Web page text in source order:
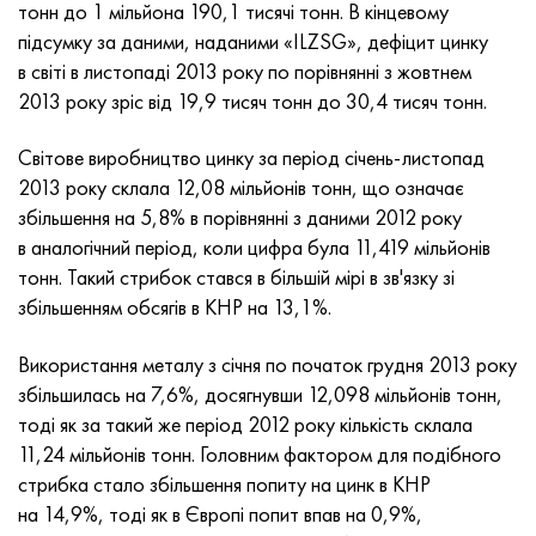
тонн до 1 мільйона 190,1 тисячі тонн. В кінцевому
підсумку за даними, наданими «ILZSG», дефіцит цинку
в світі в листопаді 2013 року по порівнянні з жовтнем
2013 року зріс від 19,9 тисяч тонн до 30,4 тисяч тонн.
Світове виробництво цинку за період січень-листопад
2013 року склала 12,08 мільйонів тонн, що означає
збільшення на 5,8% в порівнянні з даними 2012 року
в аналогічний період, коли цифра була 11,419 мільйонів
тонн. Такий стрибок стався в більшій мірі в зв'язку зі
збільшенням обсягів в КНР на 13,1%.
Використання металу з січня по початок грудня 2013 року
збільшилась на 7,6%, досягнувши 12,098 мільйонів тонн,
тоді як за такий же період 2012 року кількість склала
11,24 мільйонів тонн. Головним фактором для подібного
стрибка стало збільшення попиту на цинк в КНР
на 14,9%, тоді як в Європі попит впав на 0,9%,
Incotherm
Incotest
Кобальт 6B
maraging 250
Рене 41
Maraging 300
Maraging 350
MP35N
Стрічка, коло, дріт 47НД
Стрічка, коло, дріт 47НХР
Стрічка, коло, дріт 49К2Ф, 49К2ФА-ВІ
труба 50Н
Стрічка, коло, дріт 50НП
Стрічка, коло, дріт 50НХС
Стрічка, коло, дріт 52Н
52К12Ф
Лист, круг, дріт ХН62ВМЮТ
Лист, круг, дріт ХН62МВКЮ
труба ХН65ВМ
ХН65ВМТЮ
Лист, круг, дріт ХН67МВТЮ
Лист, круг, дріт ХН68ВКТЮ
Труба, круг, сплав ХН68ВМТЮК-вд
ХН70ВМТЮ
ВТ-35
ПТ-1М сплав, труба
ПТ-7М
2B
СПТ-2 св
АТ3
3М
ТЛ3
1.4466 - aisi 310MoLn
сплав Al6xn
PH 13-8 Mo - 1.4534
1.4542 - 17-4Ph®
Сustom 455® - 1.4543 - uns s45500
1.4545 - 15-5Ph®
1.4548 - 17-4Ph®
1.4550 - aisi 347
10Х17Н13М3Т
Сплав 10Х18Н18Ю4Д
12Х18Н9Т
13Х11Н2В2МФ
15х11мф
15х12внмф
15Х12Н2МВФАБ
15Х16К5Н2МВФАБ
2.0872, CuNi10Fe1Mn, Cw352h
Кремнисто алюмінієва бронза
Кремниста бронза
C65500, CuAl11Fe3
C65620, CuSi3Fe2Zn3
C65100, CuSi1.5
Оловяно-свинцева бронза
c92200, CuSn6Zn4Pb2
Червона латунь
C84400, CuSn2ZnPb
45Г2, 45g2, aisi +1144
Легована конструкційна сталь
12Х2Н4А,15NiCr13, 1.5752
АС14, 11SMnPb30
20Г, 20mn5
20ХН3А, aisi 4320, 20hn3a
20ХМ, 24CrMo5, 20hm
25ХГМ, 20CrMo5, 1.7264
Р6М5, 1.3343, hs6-5-2, sw7m
Р6М5К5, 1.3243, hs6-5-2-5
Р9М4К8,1.3207
Р12Ф3, 1.3318, sw12
Р18, 1.3355, hs18-0-1, sw18
Вуглецева сталь
У10,1.1645, C105W1
11G12, 110Г13Л, X120Mn12